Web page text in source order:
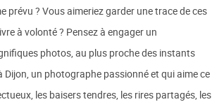
prévu ? Vous aimeriez garder une trace de ces
à volonté ? Pensez à engager un
photos, au plus proche des instants
un photographe passionné et qui aime ce
les baisers tendres, les rires partagés, les